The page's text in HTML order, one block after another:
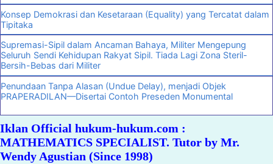
Konsep Demokrasi dan Kesetaraan (Equality) yang Tercatat dalam
Tipitaka
Supremasi-Sipil dalam Ancaman Bahaya, Militer Mengepung
Seluruh Sendi Kehidupan Rakyat Sipil. Tiada Lagi Zona Steril-
Bersih-Bebas dari Militer
Penundaan Tanpa Alasan (Undue Delay), menjadi Objek
PRAPERADILAN—Disertai Contoh Preseden Monumental
Iklan Official hukum-hukum.com :
MATHEMATICS SPECIALIST. Tutor by Mr.
Wendy Agustian (Since 1998)